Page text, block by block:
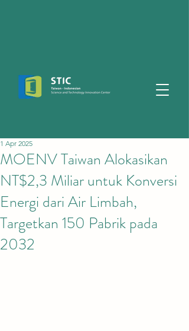
MOENV Taiwan Alokasikan
NT$2,3 Miliar untuk Konversi
Energi dari Air Limbah,
Targetkan 150 Pabrik pada
2032
1 Apr 2025